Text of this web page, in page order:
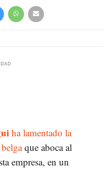
ha lamentado la
que aboca al
empresa, en un